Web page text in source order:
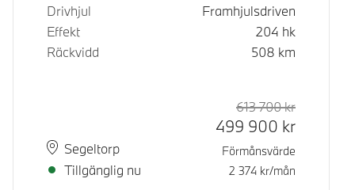
Drivhjul
Framhjulsdriven
Effekt
204 hk
Räckvidd
508 km
PlatsSegeltorp
Leveranstid
Tillgänglig nu
Rek. ord
613 700kr
499 900 kr
Förmånsvärde
2 374 kr/mån